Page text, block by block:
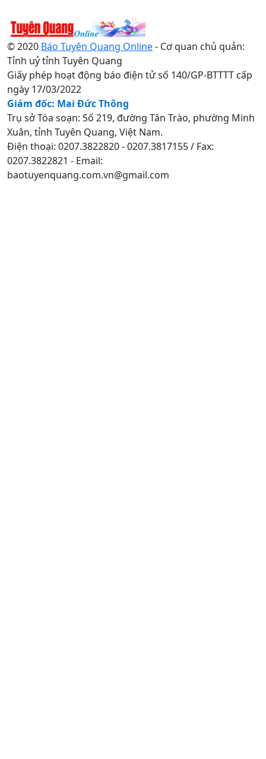
© 2020 Báo Tuyên Quang Online- Cơ quan chủ quản:
Tỉnh uỷ tỉnh Tuyên Quang
Giấy phép hoạt động báo điện tử số 140/GP-BTTTT cấp
ngày 17/03/2022
Giám đốc: Mai Đức Thông
Trụ sở Tòa soạn: Số 219, đường Tân Trào, phường Minh
Xuân, tỉnh Tuyên Quang, Việt Nam.
Điện thoại: 0207.3822820 - 0207.3817155 / Fax:
0207.3822821 - Email:
baotuyenquang.com.vn@gmail.com